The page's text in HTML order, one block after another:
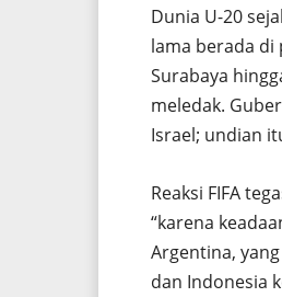
Dunia U-20
lama berada di
Surabaya
meledak.
Israel; undian
Reaksi FIFA
“karena
Argentina,
dan Indonesia